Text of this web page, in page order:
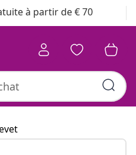
à partir de € 70